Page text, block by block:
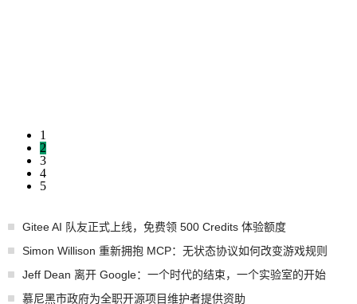
1
2
3
4
5
Gitee AI 队友正式上线，免费领 500 Credits 体验额度
Simon Willison 重新拥抱 MCP：无状态协议如何改变游戏规则
Jeff Dean 离开 Google：一个时代的结束，一个实验室的开始
慕尼黑市政府为全职开源项目维护者提供资助